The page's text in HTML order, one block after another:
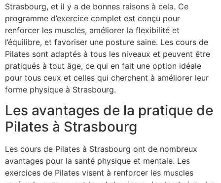
Strasbourg, et il y a de bonnes raisons à cela. Ce
programme d’exercice complet est conçu pour
renforcer les muscles, améliorer la flexibilité et
l’équilibre, et favoriser une posture saine. Les cours de
Pilates sont adaptés à tous les niveaux et peuvent être
pratiqués à tout âge, ce qui en fait une option idéale
pour tous ceux et celles qui cherchent à améliorer leur
forme physique à Strasbourg.
Les avantages de la pratique de
Pilates à Strasbourg
Les cours de Pilates à Strasbourg ont de nombreux
avantages pour la santé physique et mentale. Les
exercices de Pilates visent à renforcer les muscles